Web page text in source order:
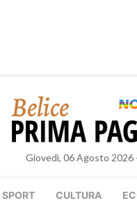
Giovedì, 06 Agosto 2026
SPORT CULTURA